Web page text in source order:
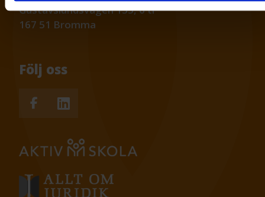
Gustavslundsvägen 135, 6 tr
167 51 Bromma
Följ oss